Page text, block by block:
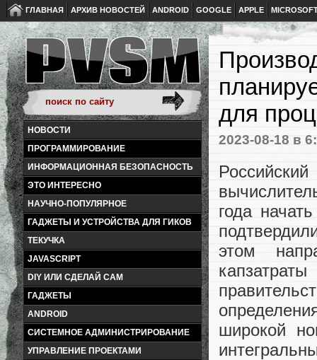
ГЛАВНАЯ АРХИВ НОВОСТЕЙ ANDROID GOOGLE APPLE
НОВОСТИ
ПРОГРАММИРОВАНИЕ
ИНФОРМАЦИОННАЯ БЕЗОПАСНОСТЬ
ЭТО ИНТЕРЕСНО
НАУЧНО-ПОПУЛЯРНОЕ
ГАДЖЕТЫ И УСТРОЙСТВА ДЛЯ ГИКОВ
ТЕКУЧКА
JAVASCRIPT
DIY ИЛИ СДЕЛАЙ САМ
ГАДЖЕТЫ
ANDROID
СИСТЕМНОЕ АДМИНИСТРИРОВАНИЕ
УПРАВЛЕНИЕ ПРОЕКТАМИ
для
2023-08-18 в
года
этом
широкой